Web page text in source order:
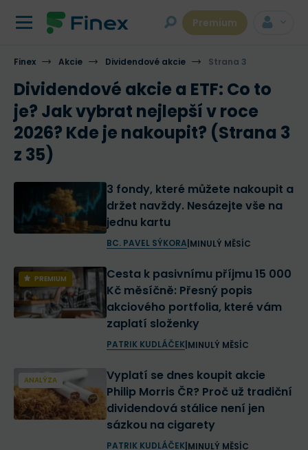
Premium
Finex Akcie Dividendové akcie Strana 3
Dividendové akcie a ETF: Co to
je? Jak vybrat nejlepší v roce
2026? Kde je nakoupit? (Strana 3
z 35)
3 fondy, které můžete nakoupit a
držet navždy. Nesázejte vše na
jednu kartu
BC. PAVEL SÝKORA MINULÝ MĚSÍC
PREMIUM
Cesta k pasivnímu příjmu 15 000
Kč měsíčně: Přesný popis
akciového portfolia, které vám
zaplatí složenky
PATRIK KUDLÁČEK| MINULÝ MĚSÍC
ANALÝZA
Vyplatí se dnes koupit akcie
Philip Morris ČR? Proč už tradiční
dividendová stálice není jen
sázkou na cigarety
PATRIK KUDLÁČEK| MINULÝ MĚSÍC